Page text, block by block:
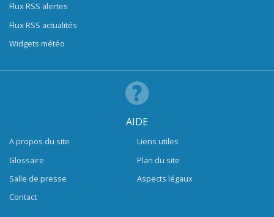
Flux RSS alertes
Flux RSS actualités
Widgets météo
AIDE
A propos du site
Glossaire
Salle de presse
Contact
Liens utiles
Plan du site
Aspects légaux